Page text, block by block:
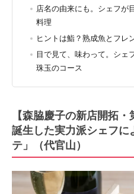
店名の由来にも。シェフが
料理
ヒントは鮨？熟成魚とフレ
目で見て、味わって。シェ
珠玉のコース
【森脇慶子の新店開拓
誕生した実力派シェフに
テ」（代官山）